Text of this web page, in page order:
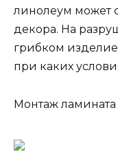
линолеум может
декора. На
грибком
при каких
Монтаж ламината